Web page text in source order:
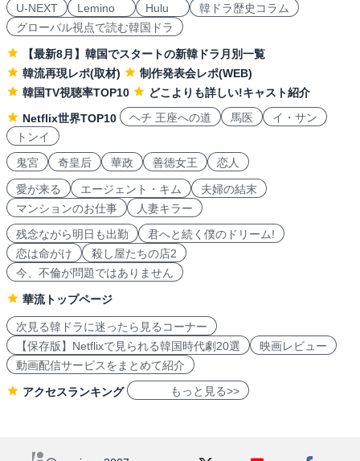
U-NEXT
Lemino Hulu
韓ドラ歴史コラム
グローバル視点で読む韓国ドラ
【最新8月】韓国でスタートの新韓ドラ月別一覧
韓流再現レポ(取材)
制作発表会レポ(WEB)
韓国TV視聴率TOP10
どこよりも詳しい!キャスト紹介
Netflix世界TOP10
ヘチ 王座への道 馬医
イ・サン
トンイ
鬼宮
奇皇后 華政 善徳女王 恋人
愛が来る エージェント・キム
夫婦の結末
マンションのお仕事
人妻キラー
残念ながら明日も出勤
君へと続く僕のドリーム!
恋は命がけ
殺し屋たちの店2
今、不倫が問題ではありません
華流トップページ
次見る韓ドラに迷ったら見るコーナー
【保存版】Netflixで見られる韓国時代劇20選
映画レビュー
動画配信サービスをまとめて紹介
アクセスランキング もっと見る>>